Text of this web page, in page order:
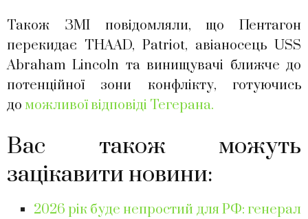
Також ЗМІ повідомляли, що Пентагон
перекидає THAAD, Patriot, авіаносець USS
Abraham Lincoln та винищувачі ближче до
потенційної зони конфлікту, готуючись
до можливої відповіді Тегерана.
Вас також можуть
зацікавити новини:
2026 рік буде непростий для РФ: генерал